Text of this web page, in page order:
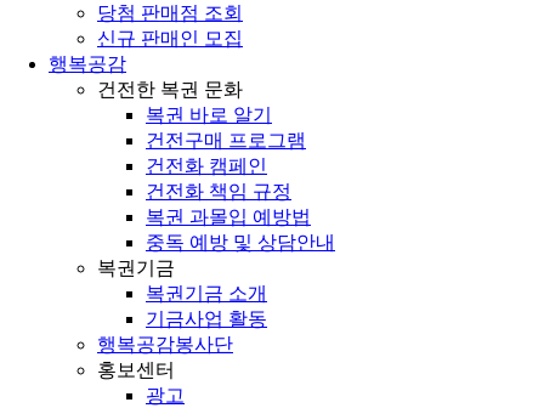
당첨 판매점 조회
신규 판매인 모집
행복공감
건전한 복권 문화
복권 바로 알기
건전구매 프로그램
건전화 캠페인
건전화 책임 규정
복권 과몰입 예방법
중독 예방 및 상담안내
복권기금
복권기금 소개
기금사업 활동
행복공감봉사단
홍보센터
광고